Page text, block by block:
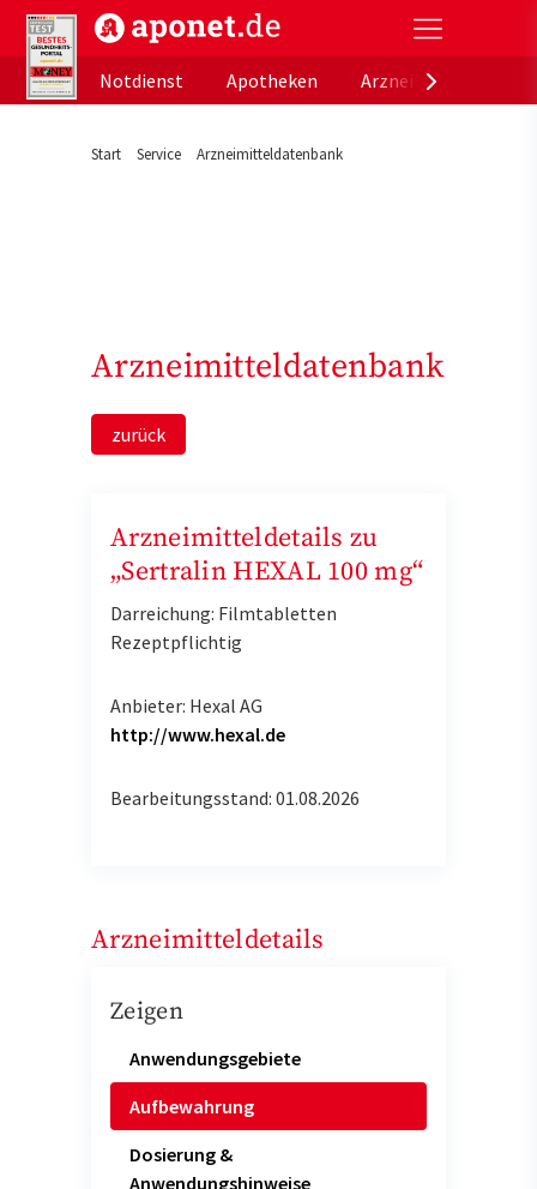
aponet.de - Das offizielle Gesundheitsportal der
Notdienst
Apotheken
Start Service Arzneimitteldatenbank
Arzneimitteldatenbank
zurück
Arzneimitteldetails zu
„Sertralin HEXAL 100 mg“
Darreichung: Filmtabletten
Rezeptpflichtig
Anbieter: Hexal AG
http://www.hexal.de
Bearbeitungsstand: 01.08.2026
Arzneimitteldetails
Zeigen
Anwendungsgebiete
Aufbewahrung
Dosierung &
Anwendungshinweise